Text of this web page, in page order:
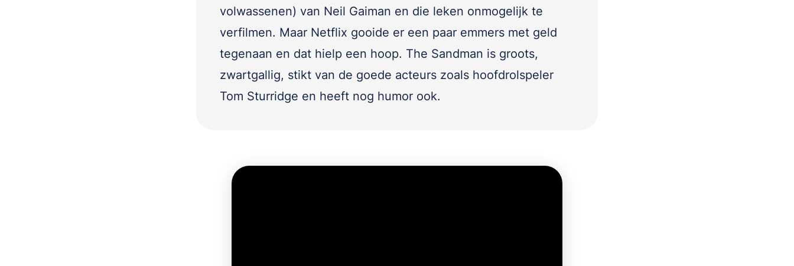
volwassenen) van Neil Gaiman en die leken onmogelijk te
verfilmen. Maar Netflix gooide er een paar emmers met geld
tegenaan en dat hielp een hoop. The Sandman is groots,
zwartgallig, stikt van de goede acteurs zoals hoofdrolspeler
Tom Sturridge en heeft nog humor ook.